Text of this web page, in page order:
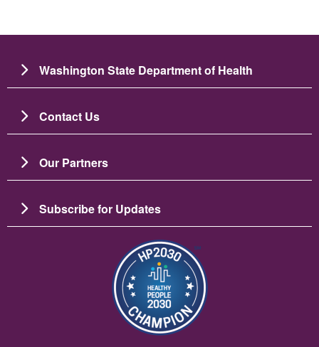
Washington State Department of Health
Contact Us
Our Partners
Subscribe for Updates
Изображение